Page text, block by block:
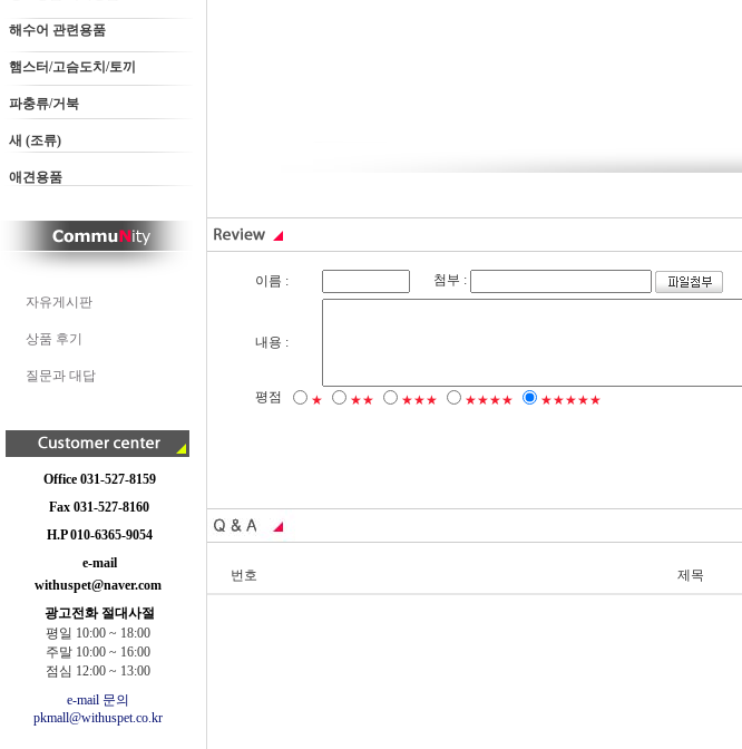
해수어 관련용품
햄스터/고슴도치/토끼
파충류/거북
새 (조류)
애견용품
자유게시판
상품 후기
질문과 대답
Office 031-527-8159
Fax 031-527-8160
H.P 010-6365-9054
e-mail
withuspet@naver.com
광고전화 절대사절
평일 10:00 ~ 18:00
주말 10:00 ~ 16:00
점심 12:00 ~ 13:00
e-mail 문의
pkmall@withuspet.co.kr
이름 : 첨부 :
내용 :
평점 ★ ★★ ★★★ ★★★★ ★★★★★
번호 제목